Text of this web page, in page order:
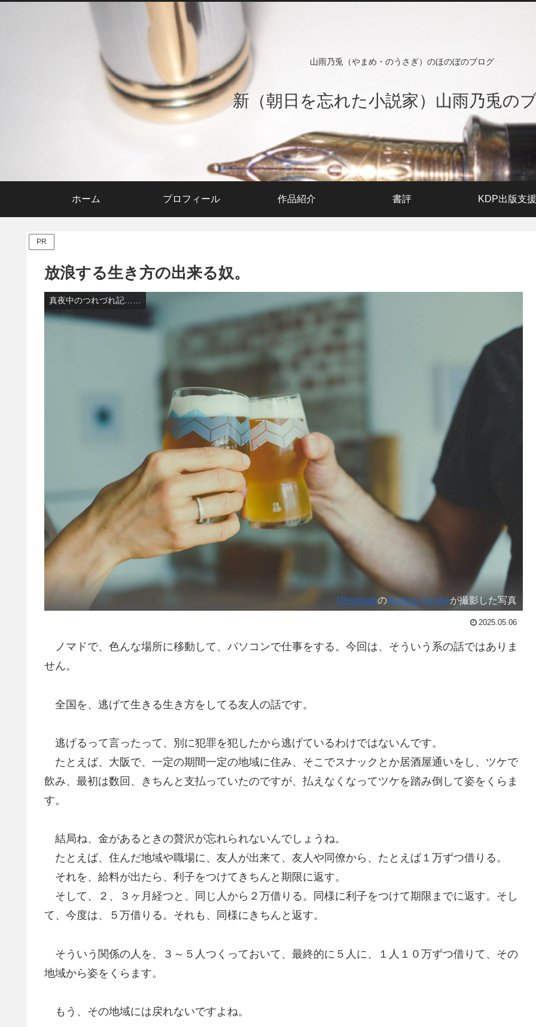
山雨乃兎（やまめ・のうさぎ）のほのぼのブログ
新（朝日を忘れた小説家）山雨乃兎の
ホーム プロフィール 作品紹介 書評 KDP出版支援
PR
放浪する生き方の出来る奴。
真夜中のつれづれ記……
UnsplashのMarkus Spiskeが撮影した写真
2025.05.06
ノマドで、色んな場所に移動して、パソコンで仕事をする。今回は、そういう系の話ではありま
せん。
全国を、逃げて生きる生き方をしてる友人の話です。
逃げるって言ったって、別に犯罪を犯したから逃げているわけではないんです。
たとえば、大阪で、一定の期間一定の地域に住み、そこでスナックとか居酒屋通いをし、ツケで
飲み、最初は数回、きちんと支払っていたのですが、払えなくなってツケを踏み倒して姿をくらま
す。
結局ね、金があるときの贅沢が忘れられないんでしょうね。
たとえば、住んだ地域や職場に、友人が出来て、友人や同僚から、たとえば１万ずつ借りる。
それを、給料が出たら、利子をつけてきちんと期限に返す。
そして、２、３ヶ月経つと、同じ人から２万借りる。同様に利子をつけて期限までに返す。そし
て、今度は、５万借りる。それも、同様にきちんと返す。
そういう関係の人を、３～５人つくっておいて、最終的に５人に、１人１０万ずつ借りて、その
地域から姿をくらます。
もう、その地域には戻れないですよね。